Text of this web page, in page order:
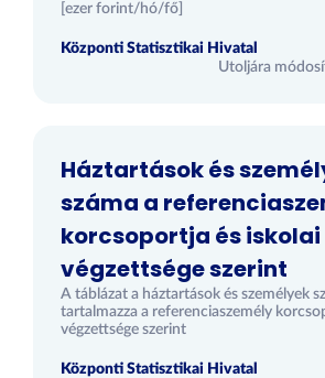
[ezer forint/hó/fő]
Központi Statisztikai Hivatal
Utoljára
Háztartások és
száma a
korcsoportja és iskolai
végzettsége szerint
A táblázat a háztartások és személyek
tartalmazza a referenciaszemély
végzettsége szerint
Központi Statisztikai Hivatal